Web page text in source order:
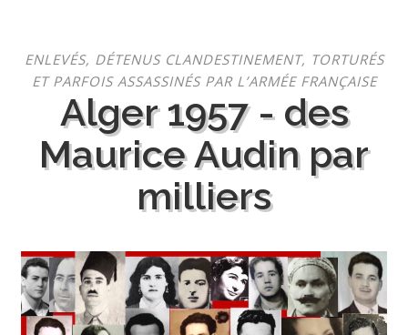
contenu
ENLEVÉS, DÉTENUS CLANDESTINEMENT, TORTURÉS
ET PARFOIS ASSASSINÉS PAR L’ARMÉE FRANÇAISE
Alger 1957 - des
Maurice Audin par
milliers